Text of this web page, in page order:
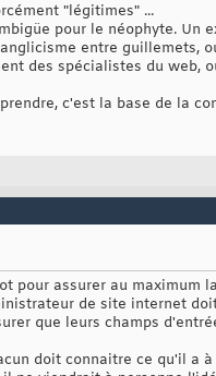
"légitimes" ...
pour le néophyte.
entre guillemets,
des spécialistes du web,
c'est la base de la
pour assurer au maximum
de site internet
que leurs champs
doit connaitre ce qu'il a